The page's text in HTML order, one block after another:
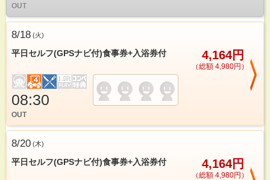
OUT
8/18 (火)
平日セルフ(GPSナビ付)食事券+入浴券付 4,164円
（総額 4,980円）
08:30
OUT
8/20 (木)
平日セルフ(GPSナビ付)食事券+入浴券付 4,164円
（総額 4,980円）